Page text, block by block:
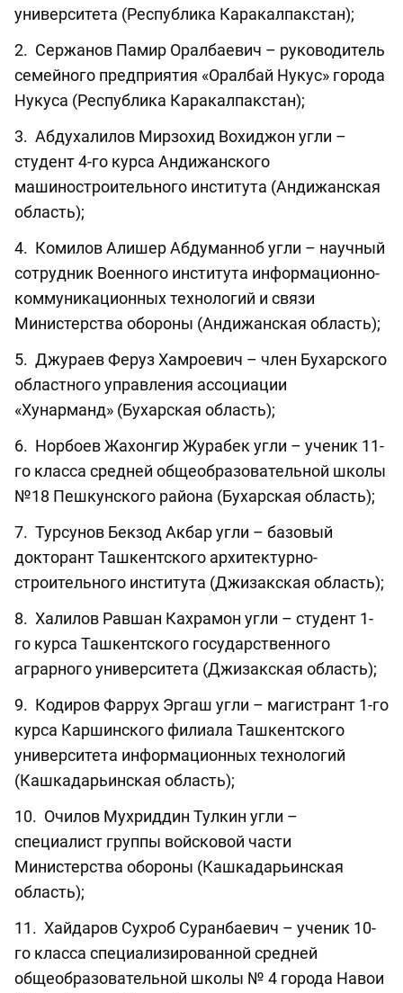
университета (Республика Каракалпакстан);
2. Сержанов Памир Оралбаевич – руководитель
семейного предприятия «Оралбай Нукус» города
Нукуса (Республика Каракалпакстан);
3. Абдухалилов Мирзохид Вохиджон угли –
студент 4-го курса Андижанского
машиностроительного института (Андижанская
область);
4. Комилов Алишер Абдуманноб угли – научный
сотрудник Военного института информационно-
коммуникационных технологий и связи
Министерства обороны (Андижанская область);
5. Джураев Феруз Хамроевич – член Бухарского
областного управления ассоциации
«Хунарманд» (Бухарская область);
6. Норбоев Жахонгир Журабек угли – ученик 11-
го класса средней общеобразовательной школы
№18 Пешкунского района (Бухарская область);
7. Турсунов Бекзод Акбар угли – базовый
докторант Ташкентского архитектурно-
строительного института (Джизакская область);
8. Халилов Равшан Кахрамон угли – студент 1-
го курса Ташкентского государственного
аграрного университета (Джизакская область);
9. Кодиров Фаррух Эргаш угли – магистрант 1-го
курса Каршинского филиала Ташкентского
университета информационных технологий
(Кашкадарьинская область);
10. Очилов Мухриддин Тулкин угли –
специалист группы войсковой части
Министерства обороны (Кашкадарьинская
область);
11. Хайдаров Сухроб Суранбаевич – ученик 10-
го класса специализированной средней
общеобразовательной школы № 4 города Навои